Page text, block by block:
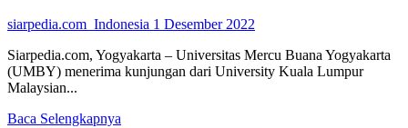
siarpedia.com_Indonesia 1 Desember 2022
Siarpedia.com, Yogyakarta – Universitas Mercu Buana Yogyakarta
(UMBY) menerima kunjungan dari University Kuala Lumpur
Malaysian...
Baca Selengkapnya